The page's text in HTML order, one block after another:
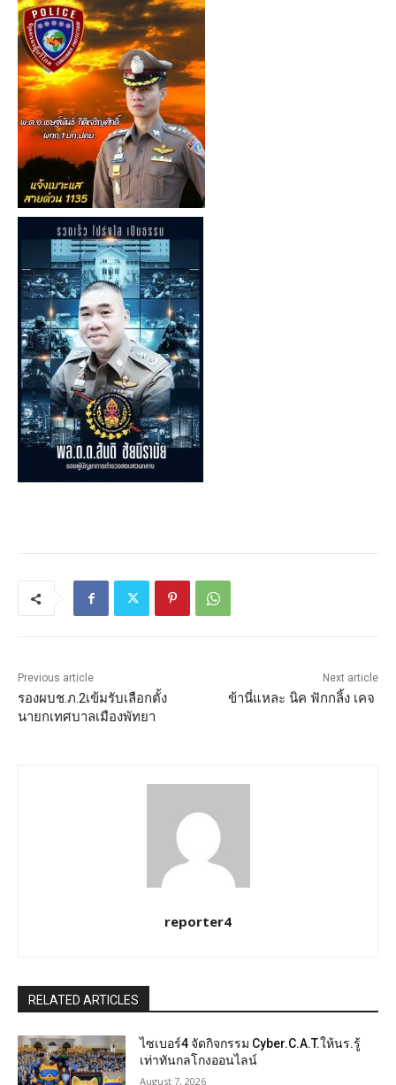
Previous article
รองผบช.ภ.2เข้มรับเลือกตั้ง
นายกเทศบาลเมืองพัทยา
Next article
ข้านี่แหละ นิค ฟักกลิ้ง เคจ
reporter4
RELATED ARTICLES
ไซเบอร์4 จัดกิจกรรม Cyber.C.A.T.ให้นร.รู้
เท่าทันกลโกงออนไลน์
August 7, 2026